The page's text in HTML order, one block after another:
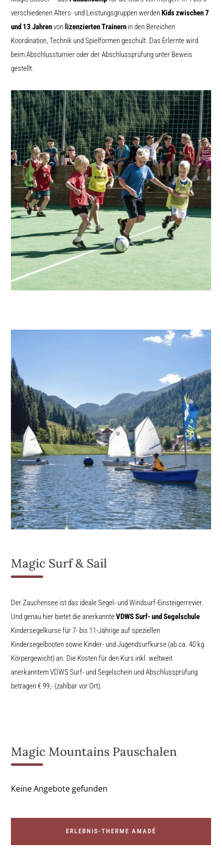
verschiedenen Alters- und Leistungsgruppen werden Kids zwischen 7
und 13 Jahrenvon lizenzierten Trainern in den Bereichen
Koordination, Technik und Spielformen geschult. Das Erlernte wird
beim Abschlussturnier oder der Abschlussprüfung unter Beweis
gestellt.
Magic Surf & Sail
Der Zauchensee ist das ideale Segel- und Windsurf-Einsteigerrevier.
Und genau hier bietet die anerkannteVDWS Surf- und Segelschule
Kindersegelkurse für 7- bis 11-Jährige auf speziellen
Kindersegelbooten sowie Kinder- und Jugendsurfkurse (ab ca. 40 kg
Körpergewicht) an. Die Kosten für den Kurs inkl. weltweit
anerkanntem VDWS Surf- und Segelschein und Abschlussprüfung
betragen € 99,- (zahlbar vor Ort).
Magic Mountains Pauschalen
Keine Angebote gefunden
ERLEBNIS-THERME AMADÉ